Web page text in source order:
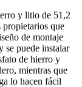
y litio de 51,2
que
de montaje
se puede instalar
de hierro y
mientras que
lo hacen fácil